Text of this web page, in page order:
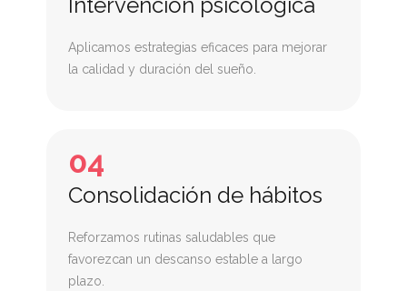
Aplicamos estrategias eficaces para mejorar
la calidad y duración del sueño.
04
Consolidación de hábitos
Reforzamos rutinas saludables que
favorezcan un descanso estable a largo
plazo.